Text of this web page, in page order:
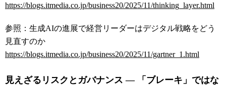
https://blogs.itmedia.co.jp/business20/2025/11/thinking_layer.html
参照：生成AIの進展で経営リーダーはデジタル戦略をどう
見直すのか
https://blogs.itmedia.co.jp/business20/2025/11/gartner_1.html
見えざるリスクとガバナンス ― 「ブレーキ」ではな